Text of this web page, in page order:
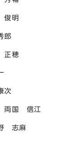
明
郎
正穂
次
両国 信江
志麻